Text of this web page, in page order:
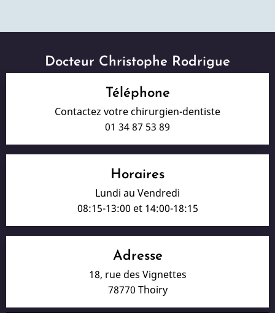
Docteur Christophe Rodrigue
Téléphone
Contactez votre chirurgien-dentiste
01 34 87 53 89
Horaires
Lundi au Vendredi
08:15-13:00 et 14:00-18:15
Adresse
18, rue des Vignettes
78770 Thoiry